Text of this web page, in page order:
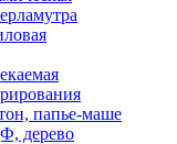
папье-маше
дерево